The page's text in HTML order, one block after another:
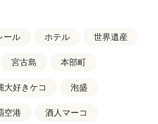
ール ホテル 世界遺産
宮古島 本部町
大好きケコ 泡盛
空港 酒人マーコ